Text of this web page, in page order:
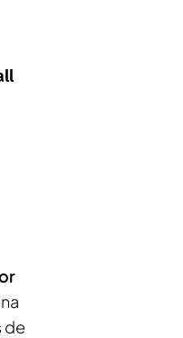
de